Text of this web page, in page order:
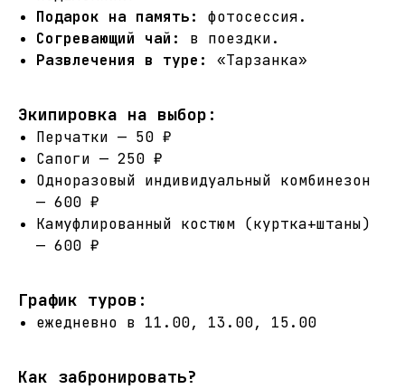
Подарок на память: фотосессия.
Согревающий чай: в поездки.
Развлечения в туре: «Тарзанка»
Экипировка на выбор:
Перчатки — 50 ₽
Сапоги — 250 ₽
Одноразовый индивидуальный комбинезон
— 600 ₽
Камуфлированный костюм (куртка+штаны)
— 600 ₽
График туров:
ежедневно в 11.00, 13.00, 15.00
Как забронировать?